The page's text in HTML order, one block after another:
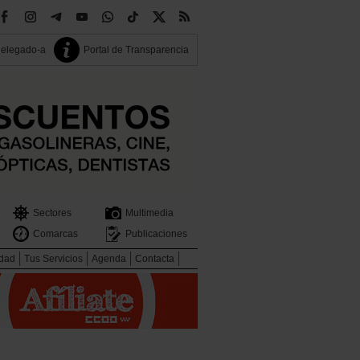
a Portal de Transparencia
Sectores
Multimedia
Comarcas Publicaciones
Tus Servicios Agenda Contacta